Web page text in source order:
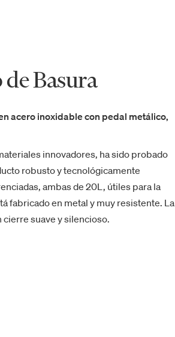
Basura
acero inoxidable con pedal metálico,
innovadores, ha sido probado
robusto y tecnológicamente
ambas de 20L, útiles para la
fabricado en metal y muy resistente. La
suave y silencioso.